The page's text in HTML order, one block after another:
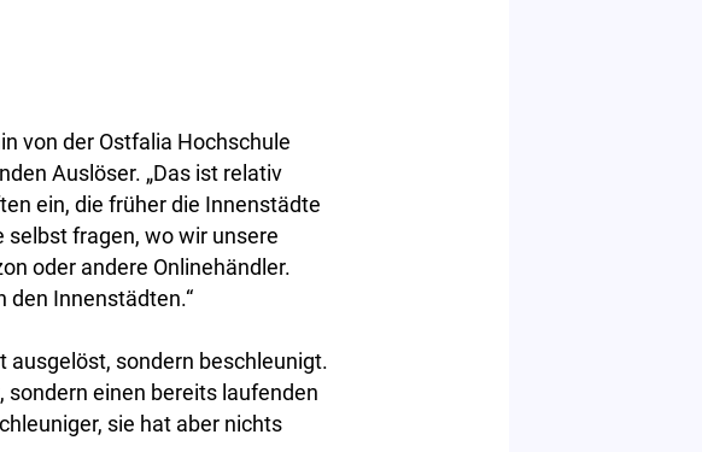
von der Ostfalia Hochschule
Auslöser. „Das ist relativ
ein, die früher die Innenstädte
selbst fragen, wo wir unsere
oder andere Onlinehändler.
den Innenstädten.“
ausgelöst, sondern beschleunigt.
sondern einen bereits laufenden
sie hat aber nichts